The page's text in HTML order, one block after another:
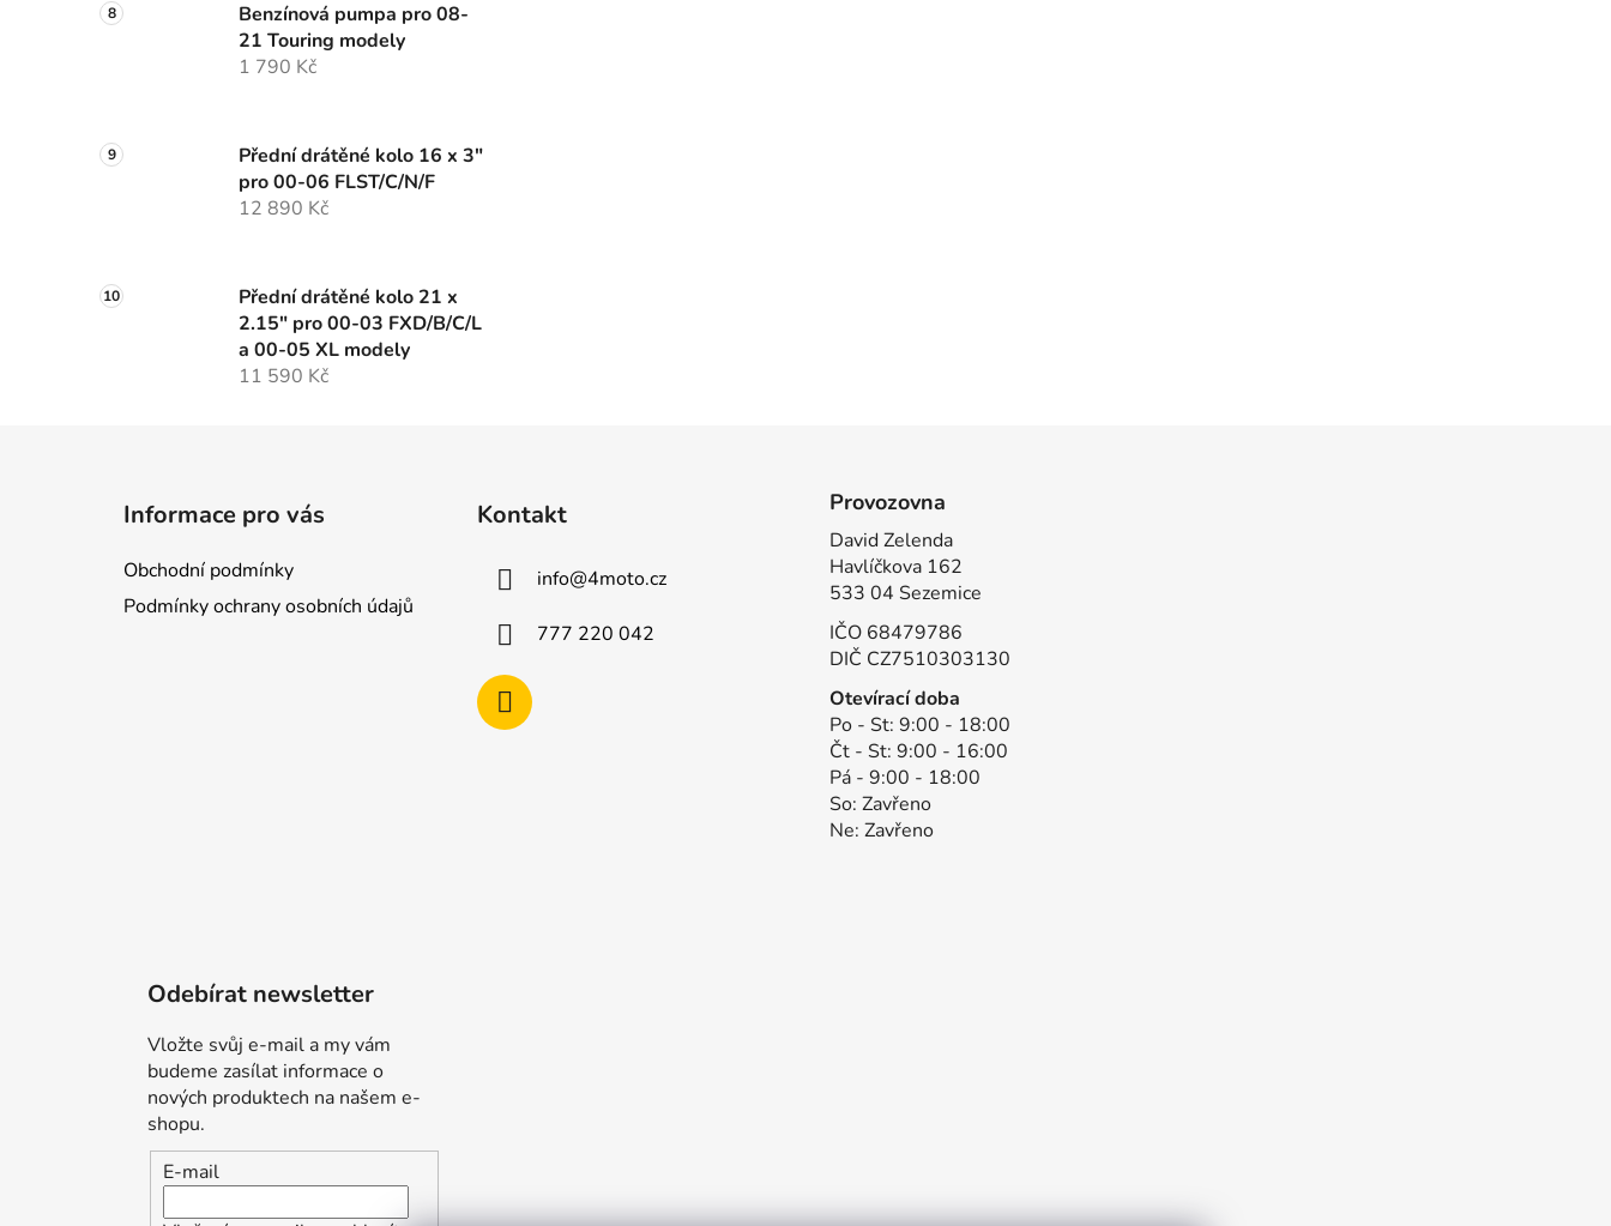
Benzínová pumpa pro 08-
21 Touring modely
1 790 Kč
Přední drátěné kolo 16 x 3"
pro 00-06 FLST/C/N/F
12 890 Kč
Přední drátěné kolo 21 x
2.15" pro 00-03 FXD/B/C/L
a 00-05 XL modely
11 590 Kč
Informace pro vás
Obchodní podmínky
Podmínky ochrany osobních údajů
Kontakt
info@4moto.cz
777 220 042
Provozovna
David Zelenda
Havlíčkova 162
533 04 Sezemice
IČO 68479786
DIČ CZ7510303130
Otevírací doba
Po - St: 9:00 - 18:00
Čt - St: 9:00 - 16:00
Pá - 9:00 - 18:00
So: Zavřeno
Ne: Zavřeno
Odebírat newsletter
Vložte svůj e-mail a my vám
budeme zasílat informace o
nových produktech na našem e-
shopu.
E-mail